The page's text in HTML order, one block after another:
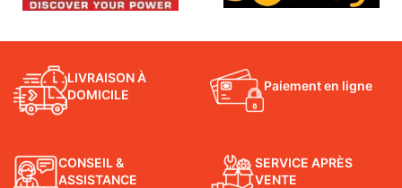
LIVRAISON À
DOMICILE
Paiement en ligne
CONSEIL &
ASSISTANCE
SERVICE APRÈS
VENTE